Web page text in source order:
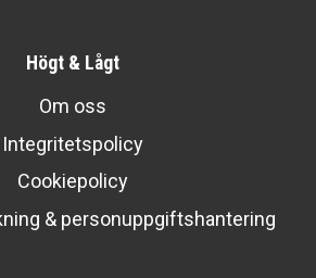
Högt & Lågt
Om oss
Integritetspolicy
Cookiepolicy
& personuppgiftshantering